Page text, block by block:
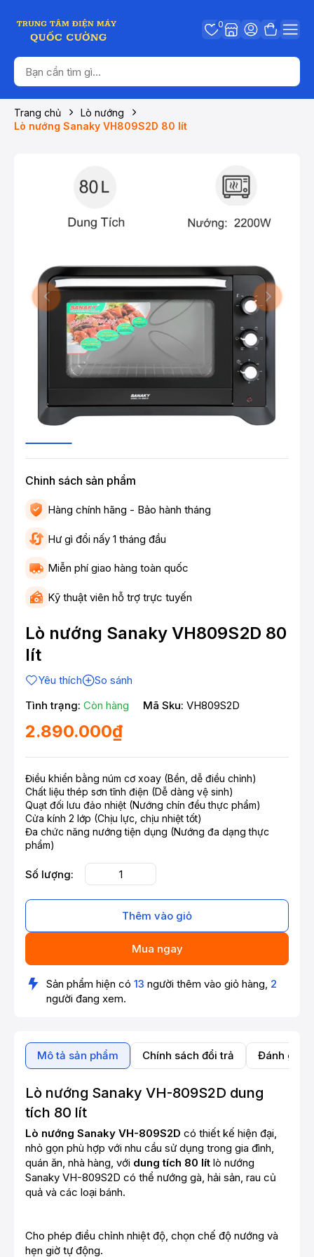
0
Trang chủ
Lò nướng
Lò nướng Sanaky VH809S2D 80 lít
Chinh sách sản phẩm
Hàng chính hãng - Bảo hành tháng
Hư gì đổi nấy 1 tháng đầu
Miễn phí giao hàng toàn quốc
Kỹ thuật viên hỗ trợ trực tuyến
Lò nướng Sanaky VH809S2D 80
lít
Yêu thích
So sánh
Tình trạng: Còn hàng Mã Sku: VH809S2D
2.890.000₫
Điều khiển bằng núm cơ xoay (Bền, dễ điều chỉnh)
Chất liệu thép sơn tĩnh điện (Dễ dàng vệ sinh)
Quạt đối lưu đảo nhiệt (Nướng chín đều thực phẩm)
Cửa kính 2 lớp (Chịu lực, chịu nhiệt tốt)
Đa chức năng nướng tiện dụng (Nướng đa dạng thực
phẩm)
Số lượng:
Thêm vào giỏ
Mua ngay
Sản phẩm hiện có 13 người thêm vào giỏ hàng, 2
người đang xem.
Mô tả sản phẩm Chính sách đổi trả Đánh giá
Lò nướng Sanaky VH-809S2D dung
tích 80 lít
Lò nướng Sanaky VH-809S2D có thiết kế hiện đại,
nhỏ gọn phù hợp với nhu cầu sử dụng trong gia đình,
quán ăn, nhà hàng, với dung tích 80 lít lò nướng
Sanaky VH-809S2D có thể nướng gà, hải sản, rau củ
quả và các loại bánh.
Cho phép điều chỉnh nhiệt độ, chọn chế độ nướng và
hẹn giờ tự động.